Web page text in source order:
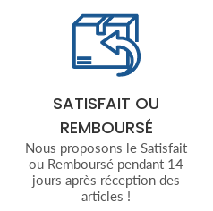
SATISFAIT OU
REMBOURSÉ
Nous proposons le Satisfait
ou Remboursé pendant 14
jours après réception des
articles !